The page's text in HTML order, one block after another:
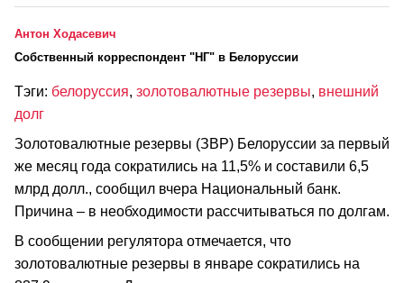
Антон Ходасевич
Cобственный корреспондент "НГ" в Белоруссии
Тэги: белоруссия, золотовалютные резервы, внешний
долг
Золотовалютные резервы (ЗВР) Белоруссии за первый
же месяц года сократились на 11,5% и составили 6,5
млрд долл., сообщил вчера Национальный банк.
Причина – в необходимости рассчитываться по долгам.
В сообщении регулятора отмечается, что
золотовалютные резервы в январе сократились на